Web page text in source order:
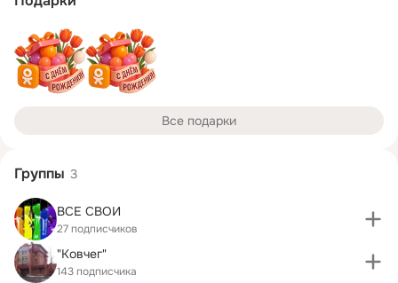
Все подарки
Группы 3
ВСЕ СВОИ
27 подписчиков
"Ковчег"
143 подписчика